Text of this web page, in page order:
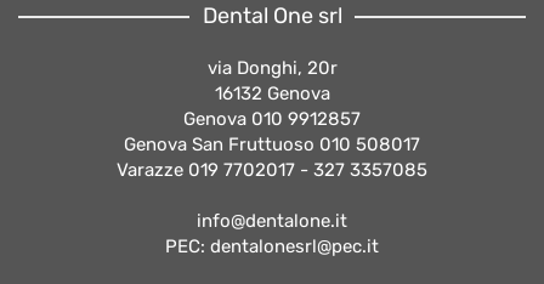
Dental One srl
via Donghi, 20r
16132 Genova
Genova 010 9912857
Genova San Fruttuoso 010 508017
Varazze 019 7702017 - 327 3357085
info@dentalone.it
PEC: dentalonesrl@pec.it